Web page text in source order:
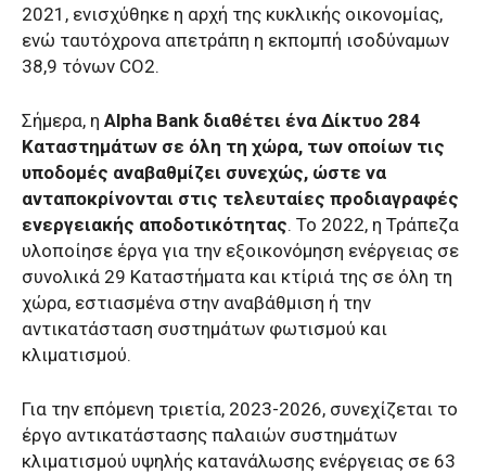
2021, ενισχύθηκε η αρχή της κυκλικής οικονομίας,
ενώ ταυτόχρονα απετράπη η εκπομπή ισοδύναμων
38,9 τόνων CO2.
Σήμερα, η Alpha Bank διαθέτει ένα Δίκτυο 284
Καταστημάτων σε όλη τη χώρα, των οποίων τις
υποδομές αναβαθμίζει συνεχώς, ώστε να
ανταποκρίνονται στις τελευταίες προδιαγραφές
ενεργειακής αποδοτικότητας. Το 2022, η Τράπεζα
υλοποίησε έργα για την εξοικονόμηση ενέργειας σε
συνολικά 29 Καταστήματα και κτίριά της σε όλη τη
χώρα, εστιασμένα στην αναβάθμιση ή την
αντικατάσταση συστημάτων φωτισμού και
κλιματισμού.
Για την επόμενη τριετία, 2023-2026, συνεχίζεται το
έργο αντικατάστασης παλαιών συστημάτων
κλιματισμού υψηλής κατανάλωσης ενέργειας σε 63